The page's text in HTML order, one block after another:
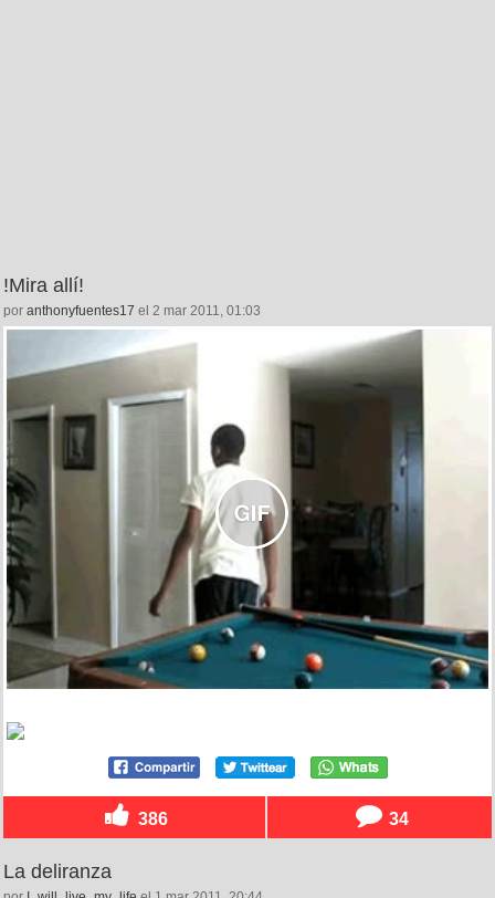
!Mira allí!
por anthonyfuentes17 el 2 mar 2011, 01:03
386 34
La deliranza